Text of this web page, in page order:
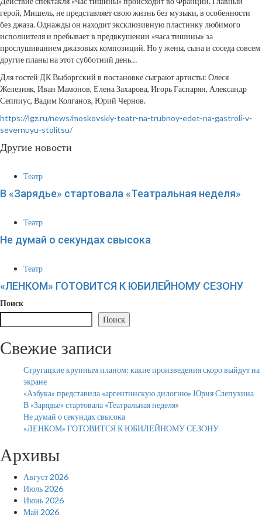
герой, Мишель, не представляет свою жизнь без музыки, в особенности
без джаза. Однажды он находит эксклюзивную пластинку любимого
исполнителя и пребывает в предвкушении «часа тишины» за
прослушиванием джазовых композиций. Но у жены, сына и соседа совсем
другие планы на этот субботний день…
Для гостей ДК Выборгский в постановке сыграют артисты: Олеся
Железняк, Иван Мамонов, Елена Захарова, Игорь Гаспарян, Александр
Сеппиус, Вадим Колганов, Юрий Чернов.
https://lgz.ru/news/moskovskiy-teatr-na-trubnoy-edet-na-gastroli-v-
severnuyu-stolitsu/
Другие новости
Театр
В «Зарядье» стартовала «Театральная неделя»
Театр
Не думай о секундах свысока
Театр
«ЛЕНКОМ» ГОТОВИТСЯ К ЮБИЛЕЙНОМУ СЕЗОНУ
Поиск
Поиск
Свежие записи
Стругацкие крупным планом: какие произведения скоро выйдут на
экране
«Азбука» представила «аргентинскую дилогию» Юрия Слепухина
В «Зарядье» стартовала «Театральная неделя»
Не думай о секундах свысока
«ЛЕНКОМ» ГОТОВИТСЯ К ЮБИЛЕЙНОМУ СЕЗОНУ
Архивы
Август 2026
Июль 2026
Июнь 2026
Май 2026